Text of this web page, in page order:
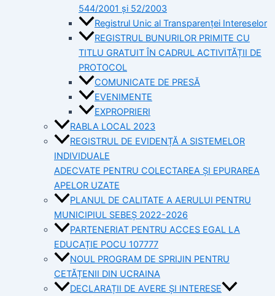
544/2001 și 52/2003
Registrul Unic al Transparenței Intereselor
REGISTRUL BUNURILOR PRIMITE CU
TITLU GRATUIT ÎN CADRUL ACTIVITĂȚII DE
PROTOCOL
COMUNICATE DE PRESĂ
EVENIMENTE
EXPROPRIERI
RABLA LOCAL 2023
REGISTRUL DE EVIDENȚĂ A SISTEMELOR
INDIVIDUALE
ADECVATE PENTRU COLECTAREA ȘI EPURAREA
APELOR UZATE
PLANUL DE CALITATE A AERULUI PENTRU
MUNICIPIUL SEBEȘ 2022-2026
PARTENERIAT PENTRU ACCES EGAL LA
EDUCAȚIE POCU 107777
NOUL PROGRAM DE SPRIJIN PENTRU
CETĂȚENII DIN UCRAINA
DECLARAȚII DE AVERE ȘI INTERESE